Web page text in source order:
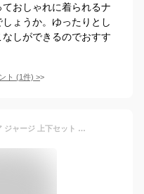
おしゃれに着られるナ
ょうか。ゆったりとし
しができるのでおすす
ト (1件) >
アンダーアーマー スポーツウェア ジャージ 上下セット メンズ UA Ms Ch. Track Jacket+UAコーチ ピケ パンツ 1379494-001+1382602-001 UNDER ARMOUR